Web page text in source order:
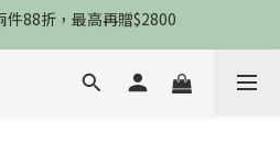
送3款熬夜霜，錯過不再來
防曬，一件免運
送3款熬夜霜，錯過不再來